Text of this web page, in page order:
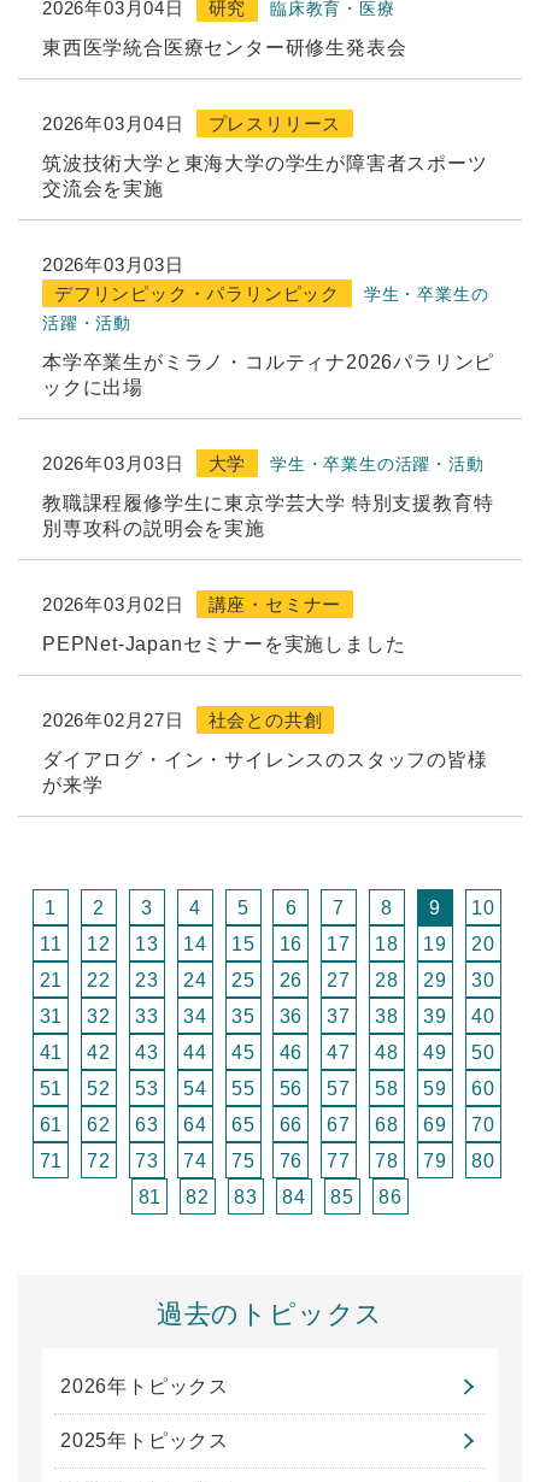
2026年03月04日 研究 臨床教育・医療
東西医学統合医療センター研修生発表会
2026年03月04日
プレスリリース
筑波技術大学と東海大学の学生が障害者スポーツ
交流会を実施
2026年03月03日
デフリンピック・パラリンピック
学生・卒業生の
活躍・活動
本学卒業生がミラノ・コルティナ2026パラリンピ
ックに出場
2026年03月03日 大学 学生・卒業生の活躍・活動
教職課程履修学生に東京学芸大学 特別支援教育特
別専攻科の説明会を実施
2026年03月02日
講座・セミナー
PEPNet-Japanセミナーを実施しました
2026年02月27日
社会との共創
ダイアログ・イン・サイレンスのスタッフの皆様
が来学
1 2 3 4 5 6 7 8 9
10
11
12 13 14 15 16 17 18 19
20
21
22 23 24 25 26 27 28 29
30
31
32 33 34 35 36 37 38 39
40
41
42 43 44 45 46 47 48 49
50
51
52 53 54 55 56 57 58 59
60
61
62 63 64 65 66 67 68 69
70
71
72 73 74 75 76 77 78 79
80
81
82 83 84 85 86
過去のトピックス
2026年トピックス
2025年トピックス